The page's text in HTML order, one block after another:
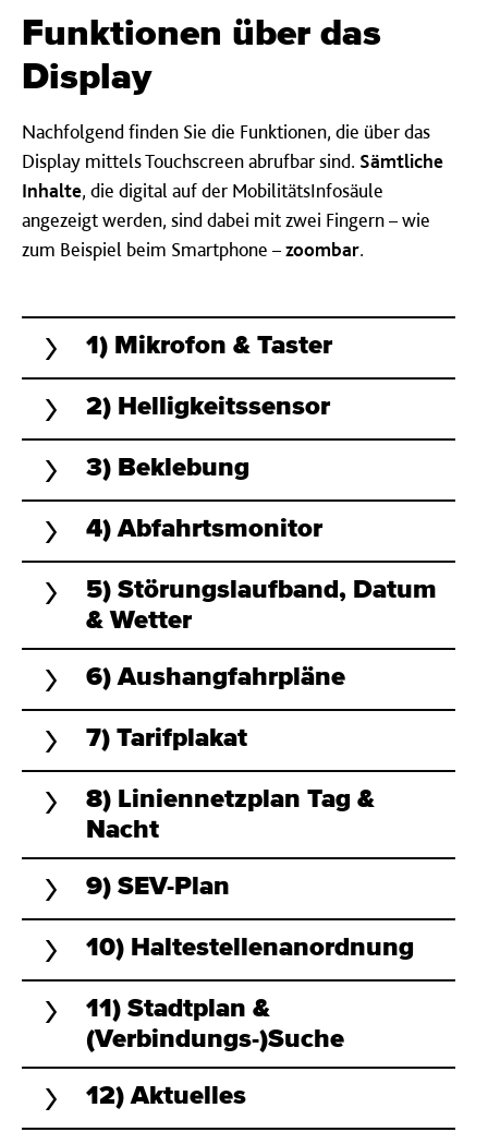
Funktionen über das
Display
Nachfolgend finden Sie die Funktionen, die über das
Display mittels Touchscreen abrufbar sind. Sämtliche
Inhalte, die digital auf der MobilitätsInfosäule
angezeigt werden, sind dabei mit zwei Fingern – wie
zum Beispiel beim Smartphone –zoombar.
1) Mikrofon & Taster
2) Helligkeitssensor
3) Beklebung
4) Abfahrtsmonitor
5) Störungslaufband, Datum
& Wetter
6) Aushangfahrpläne
7) Tarifplakat
8) Liniennetzplan Tag &
Nacht
9) SEV-Plan
10) Haltestellenanordnung
11) Stadtplan &
(Verbindungs-)Suche
12) Aktuelles